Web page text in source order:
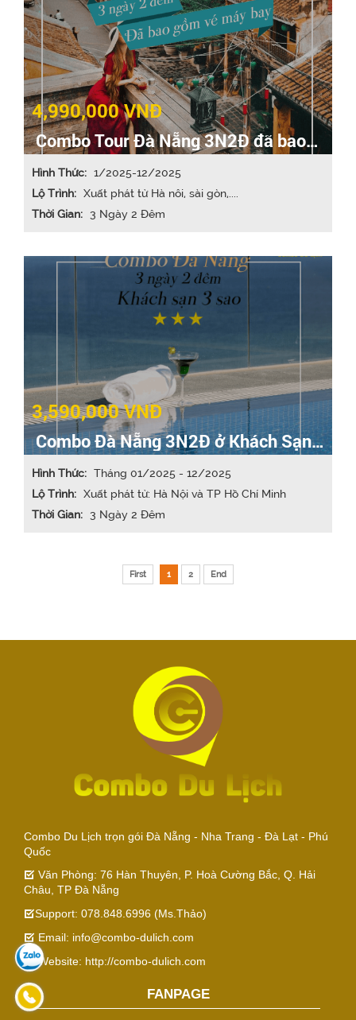
4,990,000 VNĐ
Combo Tour Đà Nẵng 3N2Đ đã bao
gồm vé máy bay
Hình Thức: 1/2025-12/2025
Lộ Trình: Xuất phát từ Hà nôi, sài gòn,....
Thời Gian: 3 Ngày 2 Đêm
3,590,000 VNĐ
Combo Đà Nẵng 3N2Đ ở Khách Sạn
3* bao gồm VMB
Hình Thức: Tháng 01/2025 - 12/2025
Lộ Trình: Xuất phát từ: Hà Nội và TP Hồ Chí Minh
Thời Gian: 3 Ngày 2 Đêm
First 1 2 End
Combo Du Lịch trọn gói Đà Nẵng - Nha Trang - Đà Lạt - Phú
Quốc
Văn Phòng: 76 Hàn Thuyên, P. Hoà Cường Bắc, Q. Hải
Châu, TP Đà Nẵng
Support: 078.848.6996 (Ms.Thảo)
Email: info@combo-dulich.com
Website: http://combo-dulich.com
FANPAGE